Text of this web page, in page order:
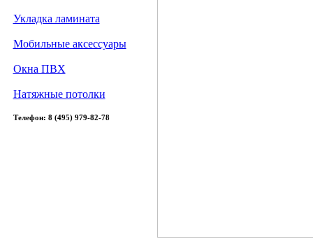
Укладка ламината
Мобильные аксессуары
Окна ПВХ
Натяжные потолки
Телефон: 8 (495) 979-82-78